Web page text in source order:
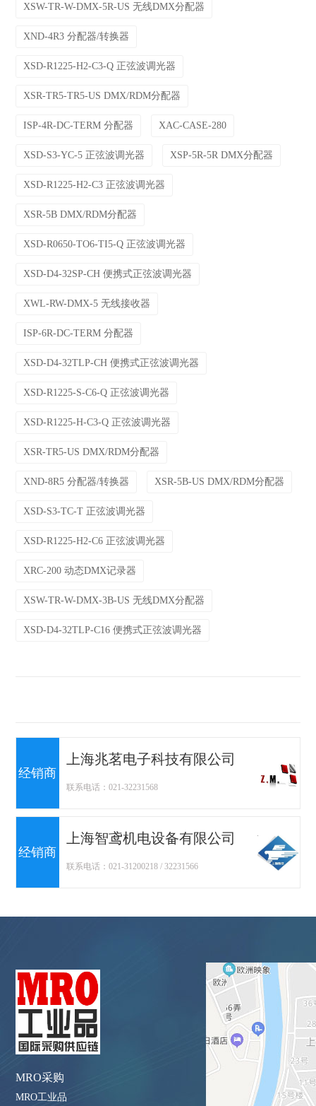
XSW-TR-W-DMX-5R-US 无线DMX分配器
XND-4R3 分配器/转换器
XSD-R1225-H2-C3-Q 正弦波调光器
XSR-TR5-TR5-US DMX/RDM分配器
ISP-4R-DC-TERM 分配器 XAC-CASE-280
XSD-S3-YC-5 正弦波调光器 XSP-5R-5R DMX分配器
XSD-R1225-H2-C3 正弦波调光器
XSR-5B DMX/RDM分配器
XSD-R0650-TO6-TI5-Q 正弦波调光器
XSD-D4-32SP-CH 便携式正弦波调光器
XWL-RW-DMX-5 无线接收器
ISP-6R-DC-TERM 分配器
XSD-D4-32TLP-CH 便携式正弦波调光器
XSD-R1225-S-C6-Q 正弦波调光器
XSD-R1225-H-C3-Q 正弦波调光器
XSR-TR5-US DMX/RDM分配器
XND-8R5 分配器/转换器 XSR-5B-US DMX/RDM分配器
XSD-S3-TC-T 正弦波调光器
XSD-R1225-H2-C6 正弦波调光器
XRC-200 动态DMX记录器
XSW-TR-W-DMX-3B-US 无线DMX分配器
XSD-D4-32TLP-C16 便携式正弦波调光器
经销商
上海兆茗电子科技有限公司
联系电话：021-32231568
经销商
上海智鸢机电设备有限公司
联系电话：021-31200218 / 32231566
MRO采购
MRO工业品